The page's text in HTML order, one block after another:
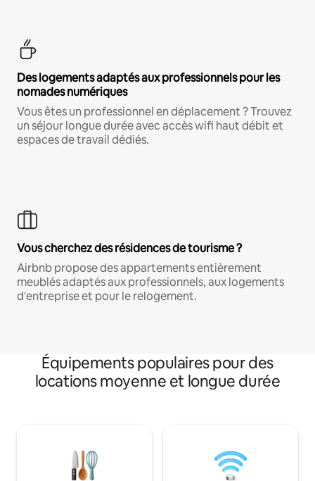
Des logements adaptés aux professionnels pour les
nomades numériques
Vous êtes un professionnel en déplacement ? Trouvez
un séjour longue durée avec accès wifi haut débit et
espaces de travail dédiés.
Vous cherchez des résidences de tourisme ?
Airbnb propose des appartements entièrement
meublés adaptés aux professionnels, aux logements
d'entreprise et pour le relogement.
Équipements populaires pour des
locations moyenne et longue durée